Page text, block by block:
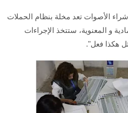
الأصوات تعد مخلة بنظام الحملات
و المعنوية، ستتخذ الإجراءات
هكذا فعل".